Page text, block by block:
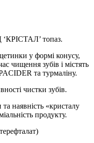
топаз.
у формі конусу,
чищення зубів і містять
та турмаліну.
чистки зубів.
наявність «кристалу
продукту.